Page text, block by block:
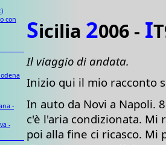
con
-
-
Sicilia 2006 - I
Il viaggio di andata.
Inizio qui il mio racconto
In auto da Novi a Napoli.
c'è l'aria condizionata.
poi alla fine ci ricasco. Mi